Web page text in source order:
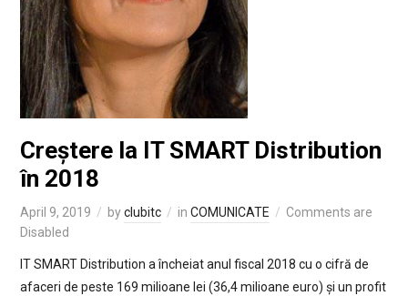
Creștere la IT SMART Distribution
în 2018
April 9, 2019 byclubitc in COMUNICATE
Comments are
Disabled
IT SMART Distribution a încheiat anul fiscal 2018 cu o cifră de
afaceri de peste 169 milioane lei (36,4 milioane euro) și un profit